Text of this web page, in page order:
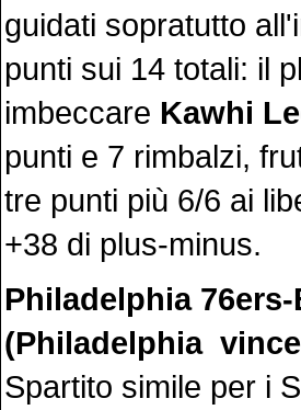
guidati sopratutto
punti sui 14 totali: il
imbeccare Kawhi
punti e 7 rimbalzi,
tre punti più 6/6 ai
+38 di plus-minus.
Philadelphia
(Philadelphia
Spartito simile per i